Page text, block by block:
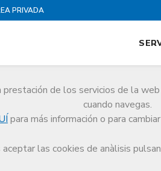
PRIVADA
de los servicios de la
cuando navegas.
para más información o para
aceptar las cookies de anàlisis